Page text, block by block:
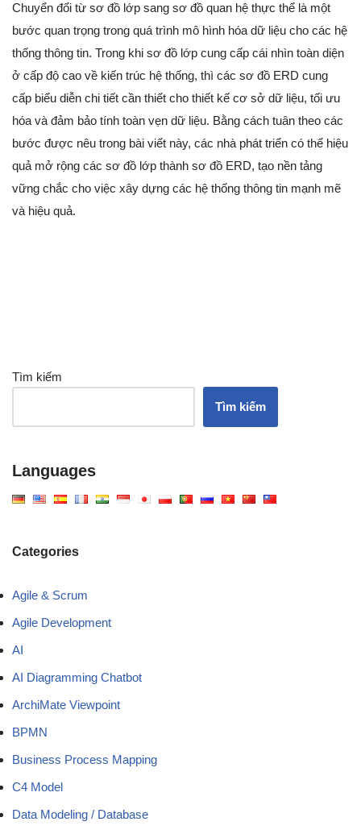
Chuyển đổi từ sơ đồ lớp sang sơ đồ quan hệ thực thể là một
bước quan trọng trong quá trình mô hình hóa dữ liệu cho các hệ
thống thông tin. Trong khi sơ đồ lớp cung cấp cái nhìn toàn diện
ở cấp độ cao về kiến trúc hệ thống, thì các sơ đồ ERD cung
cấp biểu diễn chi tiết cần thiết cho thiết kế cơ sở dữ liệu, tối ưu
hóa và đảm bảo tính toàn vẹn dữ liệu. Bằng cách tuân theo các
bước được nêu trong bài viết này, các nhà phát triển có thể hiệu
quả mở rộng các sơ đồ lớp thành sơ đồ ERD, tạo nền tảng
vững chắc cho việc xây dựng các hệ thống thông tin mạnh mẽ
và hiệu quả.
Tìm kiếm
Tìm kiếm
Languages
Categories
Agile & Scrum
Agile Development
AI
AI Diagramming Chatbot
ArchiMate Viewpoint
BPMN
Business Process Mapping
C4 Model
Data Modeling / Database